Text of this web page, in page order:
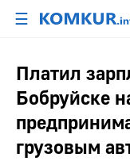
☰
Платил
Бобруйске
грузовым